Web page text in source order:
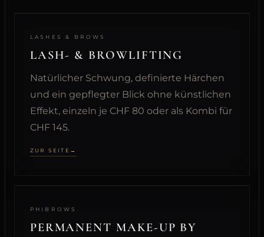
LASHES & BROWS
LASH- & BROWLIFTING
Natürlicher Schwung, definierte Härchen
und ein gepflegter Blick ohne künstlichen
Effekt, einzeln je CHF 80 oder als Kombi für
CHF 145.
ZUR SEITE
PHIBROWS
PERMANENT MAKE-UP BY